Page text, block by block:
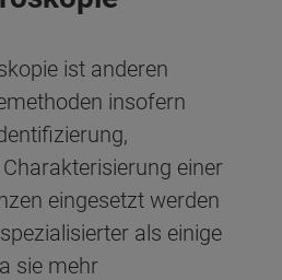
ist anderen
insofern
einer
eingesetzt werden
als einige
sie mehr